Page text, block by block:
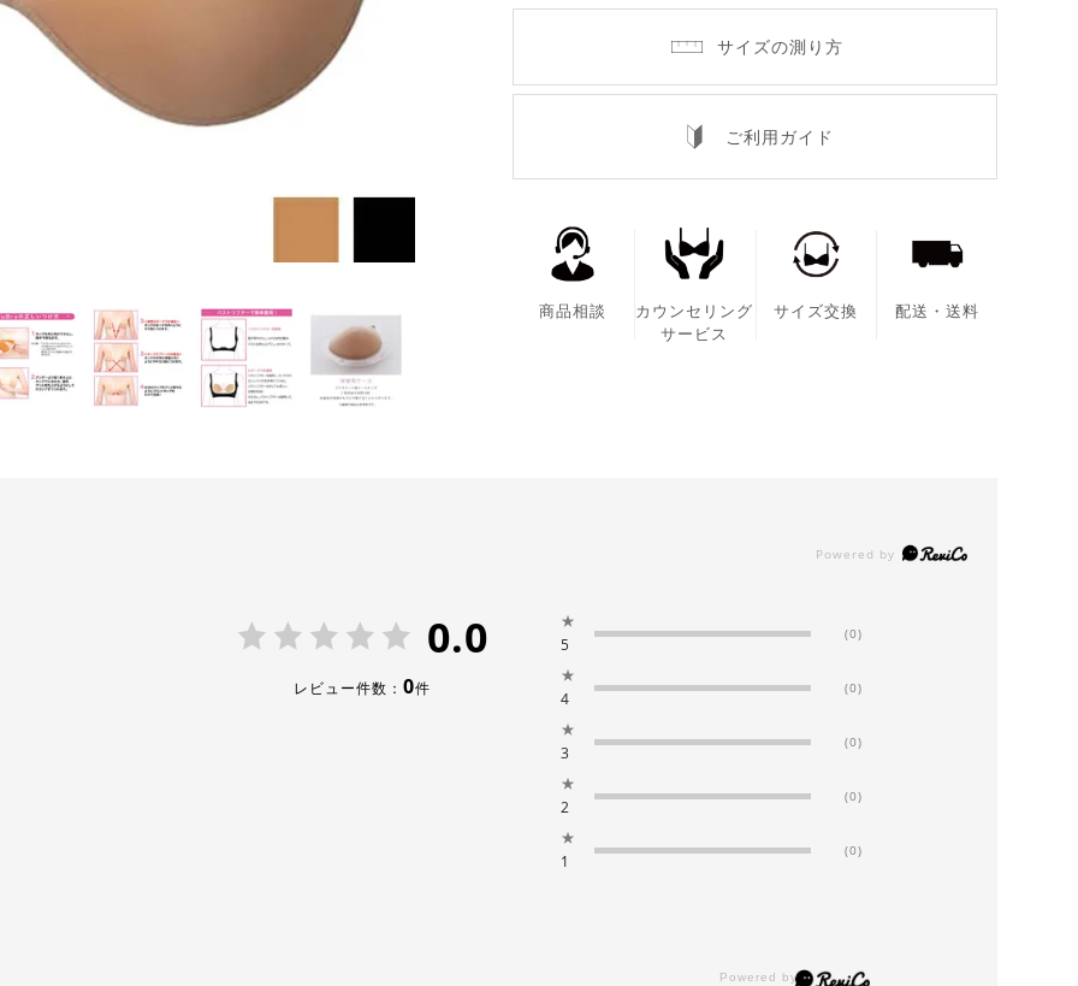
サイズの測り方
ご利用ガイド
商品相談
カウンセリング
サービス
サイズ交換 配送・送料
0.0
レビュー件数： 0件
★
5
(0)
★
4
(0)
★
3
(0)
★
2
(0)
★
1
(0)